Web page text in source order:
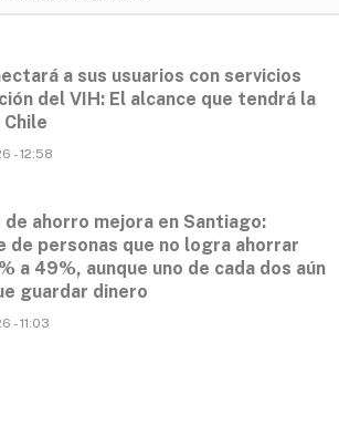
a sus usuarios con servicios
del VIH: El alcance que tendrá la
Chile
- 12:58
de ahorro mejora en Santiago:
de personas que no logra ahorrar
a 49%, aunque uno de cada dos aún
guardar dinero
- 11:03